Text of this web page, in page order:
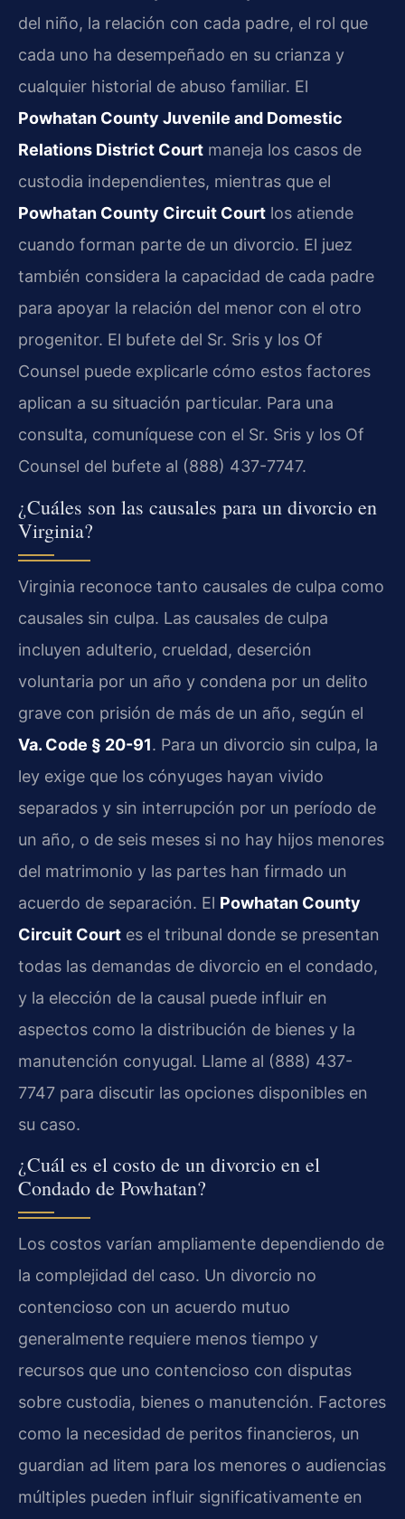
del niño, la relación con cada padre, el rol que
cada uno ha desempeñado en su crianza y
cualquier historial de abuso familiar. El
Powhatan County Juvenile and Domestic
Relations District Court maneja los casos de
custodia independientes, mientras que el
Powhatan County Circuit Court los atiende
cuando forman parte de un divorcio. El juez
también considera la capacidad de cada padre
para apoyar la relación del menor con el otro
progenitor. El bufete del Sr. Sris y los Of
Counsel puede explicarle cómo estos factores
aplican a su situación particular. Para una
consulta, comuníquese con el Sr. Sris y los Of
Counsel del bufete al (888) 437-7747.
¿Cuáles son las causales para un divorcio en
Virginia?
Virginia reconoce tanto causales de culpa como
causales sin culpa. Las causales de culpa
incluyen adulterio, crueldad, deserción
voluntaria por un año y condena por un delito
grave con prisión de más de un año, según el
Va. Code § 20-91. Para un divorcio sin culpa, la
ley exige que los cónyuges hayan vivido
separados y sin interrupción por un período de
un año, o de seis meses si no hay hijos menores
del matrimonio y las partes han firmado un
acuerdo de separación. El Powhatan County
Circuit Court es el tribunal donde se presentan
todas las demandas de divorcio en el condado,
y la elección de la causal puede influir en
aspectos como la distribución de bienes y la
manutención conyugal. Llame al (888) 437-
7747 para discutir las opciones disponibles en
su caso.
¿Cuál es el costo de un divorcio en el
Condado de Powhatan?
Los costos varían ampliamente dependiendo de
la complejidad del caso. Un divorcio no
contencioso con un acuerdo mutuo
generalmente requiere menos tiempo y
recursos que uno contencioso con disputas
sobre custodia, bienes o manutención. Factores
como la necesidad de peritos financieros, un
guardian ad litem para los menores o audiencias
múltiples pueden influir significativamente en